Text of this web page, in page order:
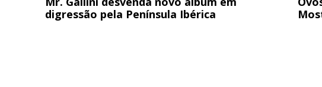
digressão pela Península Ibérica